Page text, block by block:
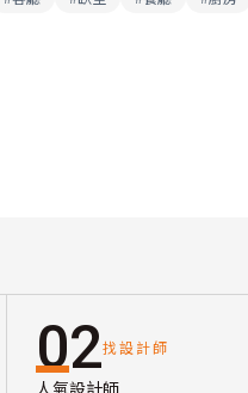
02找設計師
人氣設計師